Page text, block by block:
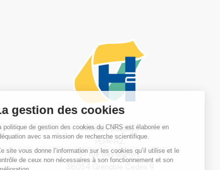
Adresse postale :
PEPR-H2,
17 rue des Martyrs